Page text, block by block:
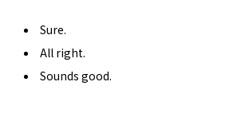
Sure.
All right.
Sounds good.